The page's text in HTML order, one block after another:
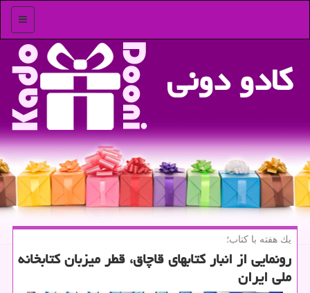
منو
كادو دونی
یك هفته با كتاب؛
رونمایی از انبار كتابهای قاچاق، قطر میزبان كتابخانه
ملی ایران